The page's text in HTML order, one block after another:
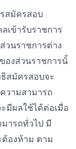
สมัครสอบ
เข้ารับราชการ
วนราชการต่าง
องส่วนราชการนั้
สมัครสอบจะ
วามสามารถ
ะมีผลใช้ได้ต่อเมื่อ
ารถทั่วไป มี
องห้าม ตาม